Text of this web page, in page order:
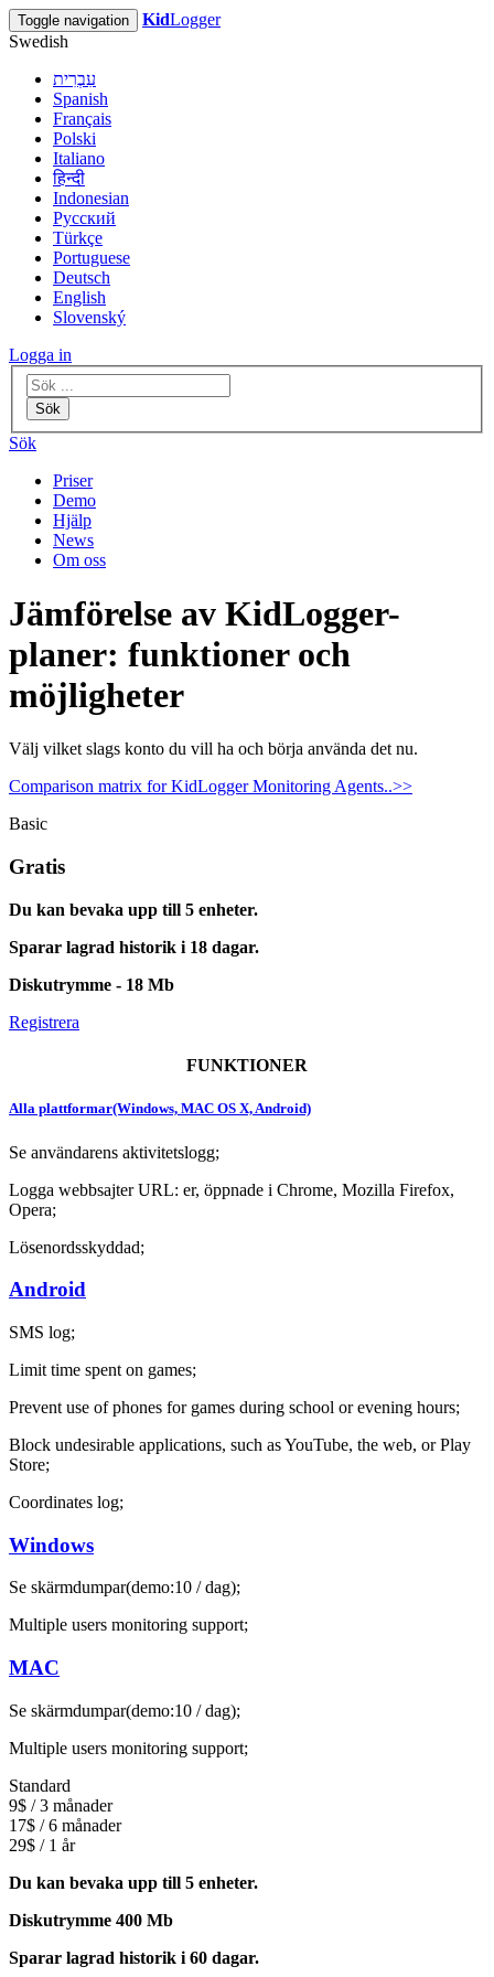
Toggle navigation KidLogger
Swedish
עִבְרִית
Spanish
Français
Polski
Italiano
हिन्दी
Indonesian
Русский
Türkçe
Portuguese
Deutsch
English
Slovenský
Logga in
Sök
Sök
Priser
Demo
Hjälp
News
Om oss
Jämförelse av KidLogger-
planer: funktioner och
möjligheter
Välj vilket slags konto du vill ha och börja använda det nu.
Comparison matrix for KidLogger Monitoring Agents..>>
Basic
Gratis
Du kan bevaka upp till 5 enheter.
Sparar lagrad historik i 18 dagar.
Diskutrymme - 18 Mb
Registrera
FUNKTIONER
Alla plattformar(Windows, MAC OS X, Android)
Se användarens aktivitetslogg;
Logga webbsajter URL: er, öppnade i Chrome, Mozilla Firefox,
Opera;
Lösenordsskyddad;
Android
SMS log;
Limit time spent on games;
Prevent use of phones for games during school or evening hours;
Block undesirable applications, such as YouTube, the web, or Play
Store;
Coordinates log;
Windows
Se skärmdumpar(demo:10 / dag);
Multiple users monitoring support;
MAC
Se skärmdumpar(demo:10 / dag);
Multiple users monitoring support;
Standard
9$ / 3 månader
17$ / 6 månader
29$ / 1 år
Du kan bevaka upp till 5 enheter.
Diskutrymme 400 Mb
Sparar lagrad historik i 60 dagar.